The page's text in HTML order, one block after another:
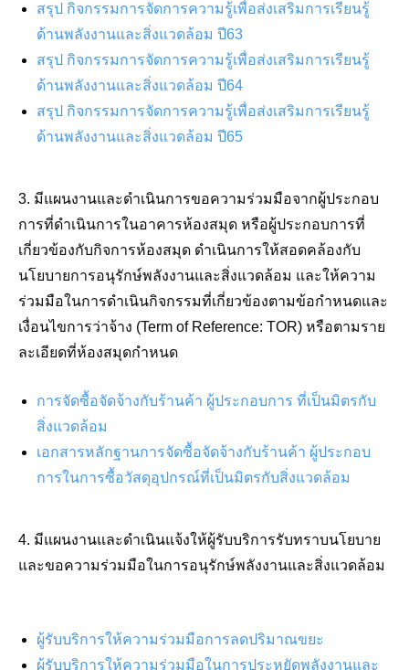
สรุป กิจกรรมการจัดการความรู้เพื่อส่งเสริมการเรียนรู้
ด้านพลังงานและสิ่งแวดล้อม ปี63
สรุป กิจกรรมการจัดการความรู้เพื่อส่งเสริมการเรียนรู้
ด้านพลังงานและสิ่งแวดล้อม ปี64
สรุป กิจกรรมการจัดการความรู้เพื่อส่งเสริมการเรียนรู้
ด้านพลังงานและสิ่งแวดล้อม ปี65
3. มีแผนงานและดำเนินการขอความร่วมมือจากผู้ประกอบ
การที่ดำเนินการในอาคารห้องสมุด หรือผู้ประกอบการที่
เกี่ยวข้องกับกิจการห้องสมุด ดำเนินการให้สอดคล้องกับ
นโยบายการอนุรักษ์พลังงานและสิ่งแวดล้อม และให้ความ
ร่วมมือในการดำเนินกิจกรรมที่เกี่ยวข้องตามข้อกำหนดและ
เงื่อนไขการว่าจ้าง (Term of Reference: TOR) หรือตามราย
ละเอียดที่ห้องสมุดกำหนด
การจัดซื้อจัดจ้างกับร้านค้า ผู้ประกอบการ ที่เป็นมิตรกับ
สิ่งแวดล้อม
เอกสารหลักฐานการจัดซื้อจัดจ้างกับร้านค้า ผู้ประกอบ
การในการซื้อวัสดุอุปกรณ์ที่เป็นมิตรกับสิ่งแวดล้อม
4. มีแผนงานและดำเนินแจ้งให้ผู้รับบริการรับทราบนโยบาย
และขอความร่วมมือในการอนุรักษ์พลังงานและสิ่งแวดล้อม
ผู้รับบริการให้ความร่วมมือการลดปริมาณขยะ
ผู้รับบริการให้ความร่วมมือในการประหยัดพลังงานและ